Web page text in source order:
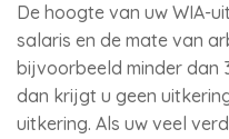
De hoogte van uw WIA-
salaris en de mate van
bijvoorbeeld minder dan
dan krijgt u geen
uitkering. Als uw veel